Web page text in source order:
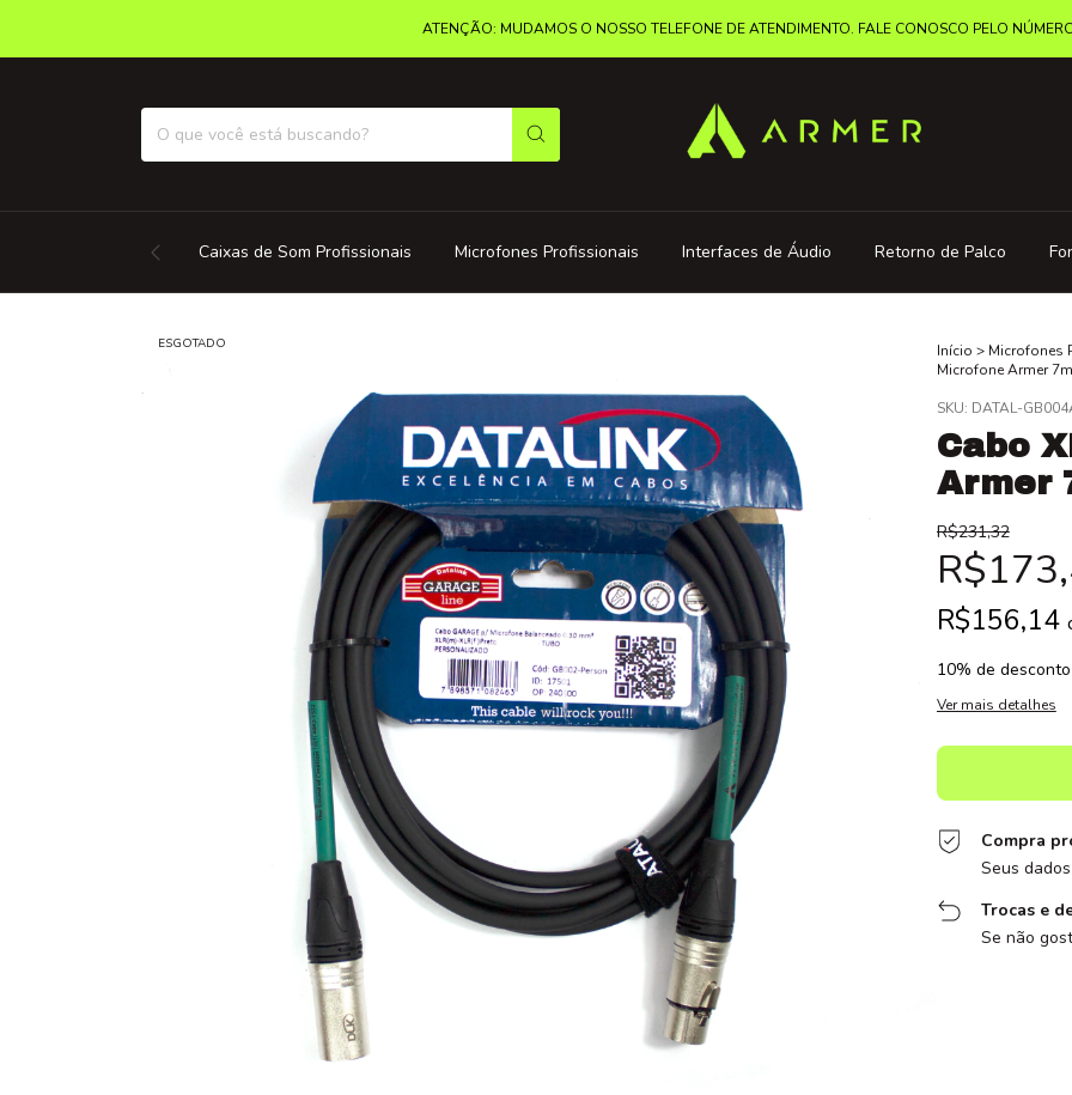
ATENÇÃO: MUDAMOS O NOSSO TELEFONE DE ATENDIMENTO. FALE CONOSCO PELO
Caixas de Som Profissionais Microfones Profissionais Interfaces de Áudio Retorno de Palco
ESGOTADO Início > Microfones
Microfone Armer
SKU: DATAL-
Cabo
Armer
R$231,32
R$156,14
10% de desconto
Ver mais detalhes
Compra
Seus
Trocas e
Se não